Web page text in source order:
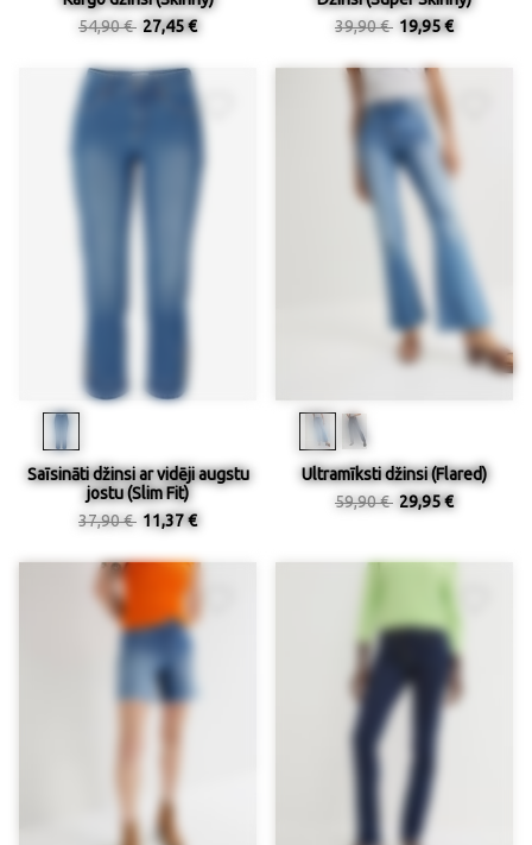
54,90 € 27,45 €
39,90 € 19,95 €
Saīsināti džinsi ar vidēji augstu
jostu (Slim Fit)
37,90 € 11,37 €
Ultramīksti džinsi (Flared)
59,90 € 29,95 €